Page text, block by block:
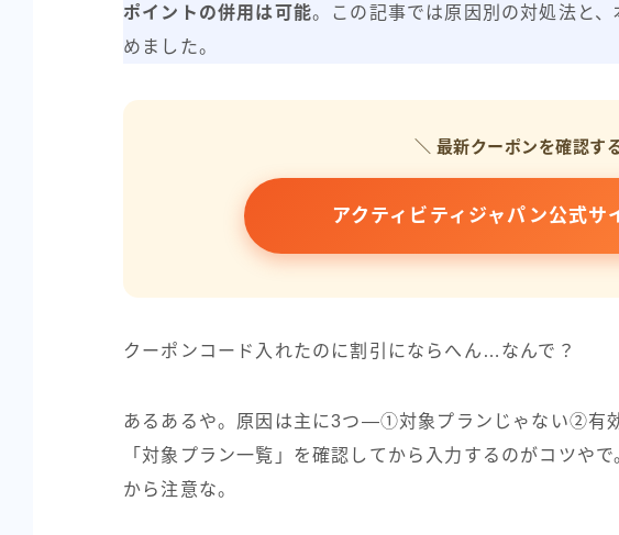
ポイントの併用は可能。この記事では原因別の対処法と
めました。
＼ 最新クーポンを確認す
アクティビティジャパン公式サ
クーポンコード入れたのに割引にならへん…なんで？
あるあるや。原因は主に3つ―①対象プランじゃない②有
「対象プラン一覧」を確認してから入力するのがコツや
から注意な。